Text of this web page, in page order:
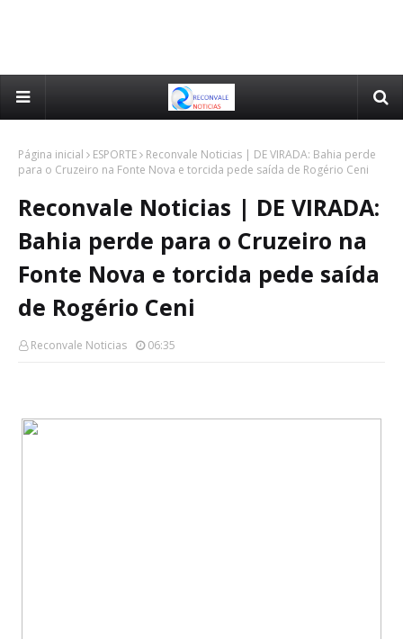
Página inicial ESPORTE
Reconvale Noticias | DE VIRADA: Bahia perde
para o Cruzeiro na Fonte Nova e torcida pede saída de Rogério Ceni
Reconvale Noticias | DE VIRADA:
Bahia perde para o Cruzeiro na
Fonte Nova e torcida pede saída
de Rogério Ceni
Reconvale Noticias 06:35